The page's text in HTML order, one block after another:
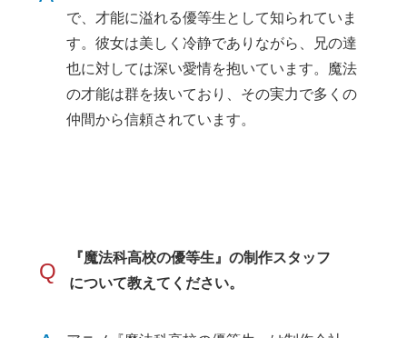
で、才能に溢れる優等生として知られていま
す。彼女は美しく冷静でありながら、兄の達
也に対しては深い愛情を抱いています。魔法
の才能は群を抜いており、その実力で多くの
仲間から信頼されています。
Q
『魔法科高校の優等生』の制作スタッフ
について教えてください。